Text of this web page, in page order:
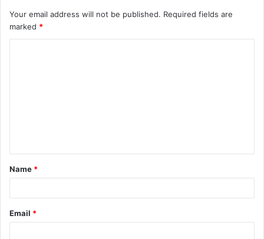
Your email address will not be published. Required fields are
marked *
t
*
Name *
Email *